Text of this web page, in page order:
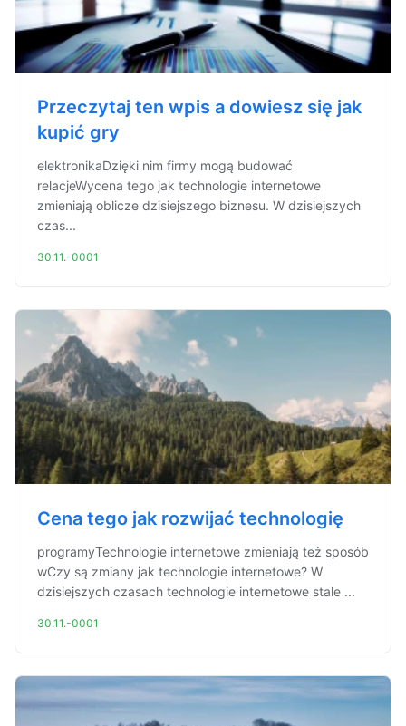
Przeczytaj ten wpis a dowiesz się jak
kupić gry
elektronikaDzięki nim firmy mogą budować
relacjeWycena tego jak technologie internetowe
zmieniają oblicze dzisiejszego biznesu. W dzisiejszych
czas...
30.11.-0001
Cena tego jak rozwijać technologię
programyTechnologie internetowe zmieniają też sposób
wCzy są zmiany jak technologie internetowe? W
dzisiejszych czasach technologie internetowe stale ...
30.11.-0001